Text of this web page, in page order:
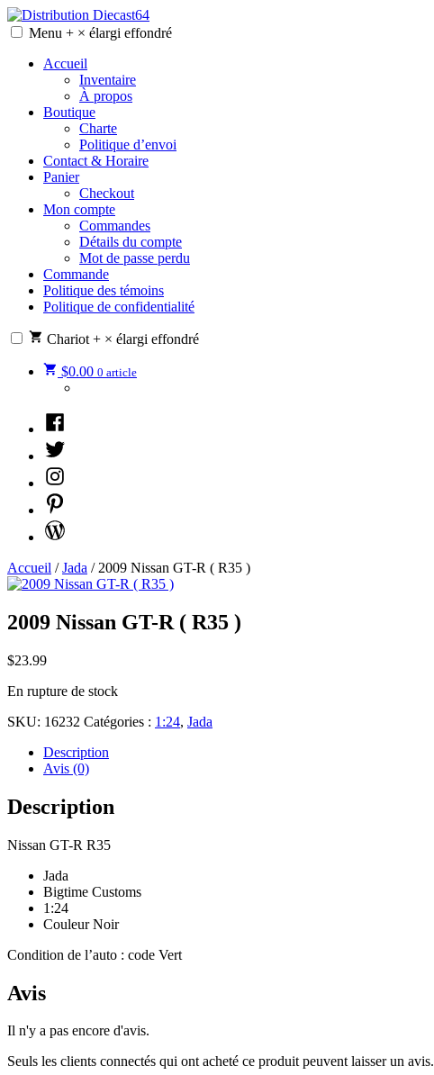
Skip
to
Distribution Diecast64
Une passion, un mode de vie.
Menu + × élargi effondré
Accueil
Inventaire
À propos
Boutique
Charte
Politique d’envoi
Contact & Horaire
Panier
Checkout
Mon compte
Commandes
Détails du compte
Mot de passe perdu
Commande
Politique des témoins
Politique de confidentialité
Chariot + × élargi effondré
$0.00 0 article
Facebook
Twitter
Instagram
Pinterest
WordPress
Accueil /Jada / 2009 Nissan GT-R ( R35 )
2009 Nissan GT-R ( R35 )
$23.99
En rupture de stock
SKU: 16232 Catégories : 1:24, Jada
Description
Avis (0)
Description
Nissan GT-R R35
Jada
Bigtime Customs
1:24
Couleur Noir
Condition de l’auto : code Vert
Avis
Il n'y a pas encore d'avis.
Seuls les clients connectés qui ont acheté ce produit peuvent laisser un avis.